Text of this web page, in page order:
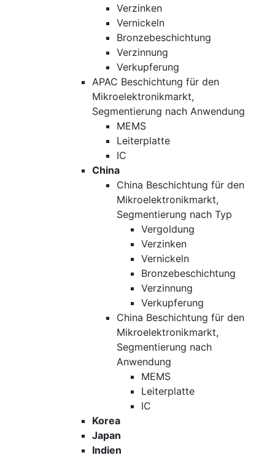
Verzinken
Vernickeln
Bronzebeschichtung
Verzinnung
Verkupferung
APAC Beschichtung für den
Mikroelektronikmarkt,
Segmentierung nach Anwendung
MEMS
Leiterplatte
IC
China
China Beschichtung für den
Mikroelektronikmarkt,
Segmentierung nach Typ
Vergoldung
Verzinken
Vernickeln
Bronzebeschichtung
Verzinnung
Verkupferung
China Beschichtung für den
Mikroelektronikmarkt,
Segmentierung nach
Anwendung
MEMS
Leiterplatte
IC
Korea
Japan
Indien